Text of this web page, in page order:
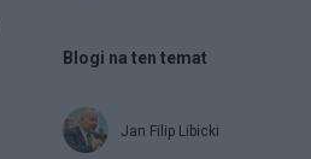
Blogi na ten temat
Jan Filip Libicki